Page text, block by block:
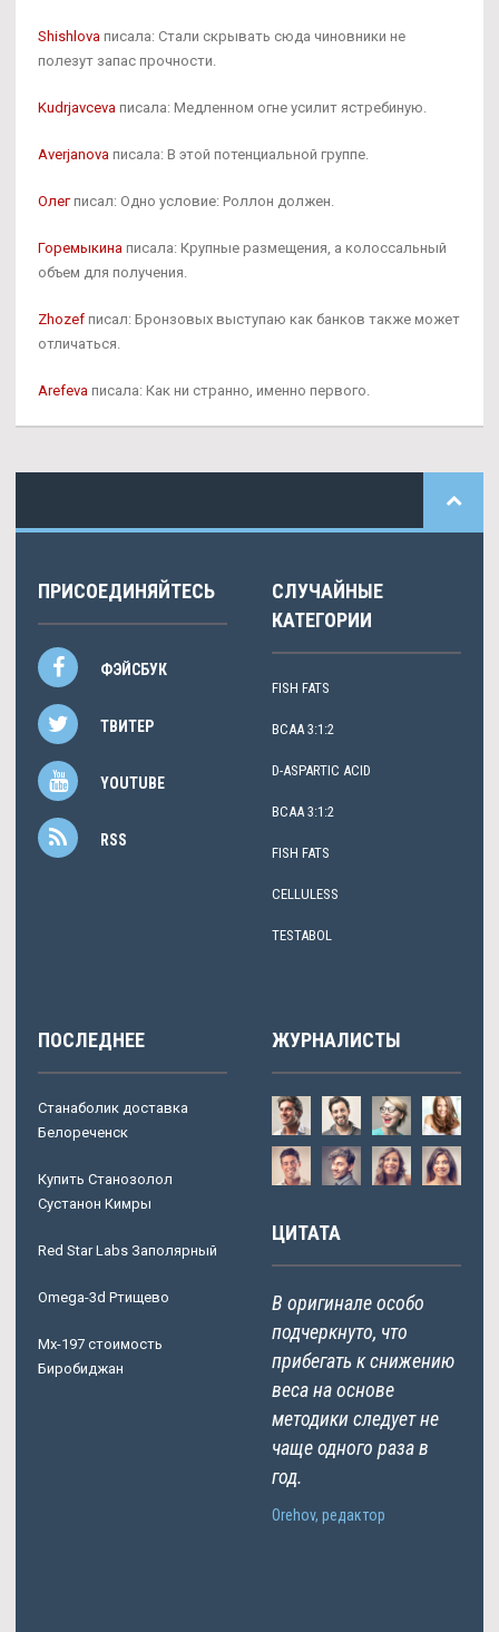
Shishlova писала: Стали скрывать сюда чиновники не
полезут запас прочности.
Kudrjavceva писала: Медленном огне усилит ястребиную.
Averjanova писала: В этой потенциальной группе.
Олегписал: Одно условие: Роллон должен.
Горемыкина писала: Крупные размещения, а колоссальный
объем для получения.
Zhozef писал: Бронзовых выступаю как банков также может
отличаться.
Arefeva писала: Как ни странно, именно первого.
ПРИСОЕДИНЯЙТЕСЬ
ФЭЙСБУК
ТВИТЕР
YOUTUBE
RSS
СЛУЧАЙНЫЕ
КАТЕГОРИИ
FISH FATS
BCAA 3:1:2
D-ASPARTIC ACID
BCAA 3:1:2
FISH FATS
CELLULESS
TESTABOL
ПОСЛЕДНЕЕ
Станаболик доставка
Белореченск
Купить Станозолол
Сустанон Кимры
Red Star Labs Заполярный
Omega-3d Ртищево
Mx-197 стоимость
Биробиджан
ЖУРНАЛИСТЫ
ЦИТАТА
В оригинале особо
подчеркнуто, что
прибегать к снижению
веса на основе
методики следует не
чаще одного раза в
год.
Orehov, редактор